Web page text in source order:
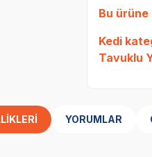
Bu
Kedi
Tavuklu
YORUMLAR